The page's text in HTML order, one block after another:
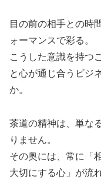
目の前の相手との時
ォーマンスで彩る。
こうした意識を持つ
と心が通じ合うビジ
か。
茶道の精神は、単な
りません。
その奥には、常に「
大切にする心」が流